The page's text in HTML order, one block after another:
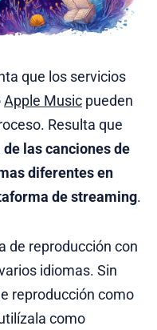
que los servicios
Apple Music pueden
Resulta que
las canciones de
diferentes en
de streaming.
de reproducción con
idiomas. Sin
reproducción como
como